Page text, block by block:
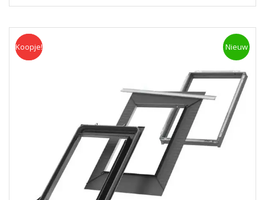
Koopje Nieuw
Koopje!